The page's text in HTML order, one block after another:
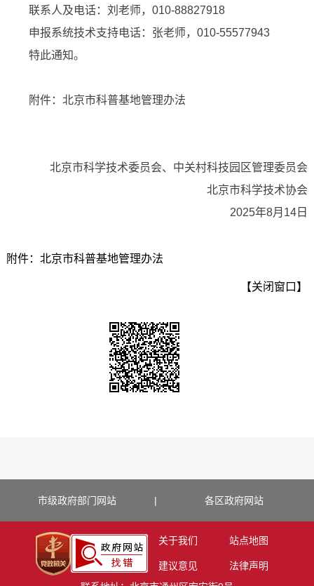
联系人及电话：刘老师，010-88827918
申报系统技术支持电话：张老师，010-55577943
特此通知。
附件：北京市科普基地管理办法
北京市科学技术委员会、中关村科技园区管理委员会
北京市科学技术协会
2025年8月14日
附件：北京市科普基地管理办法
【关闭窗口】
市级政府部门网站 | 各区政府网站
关于我们 站点地图
建议意见
法律声明